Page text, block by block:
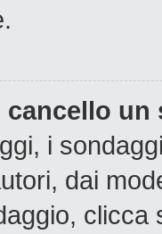
un
i
dai